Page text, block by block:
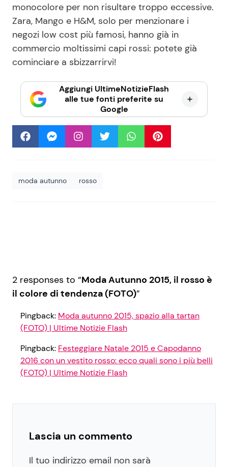
monocolore per non risultare troppo eccessive.
Zara, Mango e H&M, solo per menzionare i
negozi low cost più famosi, hanno già in
commercio moltissimi capi rossi: potete già
cominciare a sbizzarrirvi!
Aggiungi UltimeNotizieFlash
alle tue fonti preferite su
Google
moda autunno rosso
2 responses to “Moda Autunno 2015, il rosso è
il colore di tendenza (FOTO)”
Pingback: Moda autunno 2015, spazio alla tartan
(FOTO) | Ultime Notizie Flash
Pingback: Festeggiare Natale 2015 e Capodanno
2016 con un vestito rosso: ecco quali sono i più belli
(FOTO) | Ultime Notizie Flash
Lascia un commento
Il tuo indirizzo email non sarà